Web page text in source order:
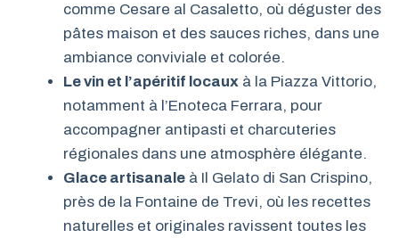
comme Cesare al Casaletto, où déguster des
pâtes maison et des sauces riches, dans une
ambiance conviviale et colorée.
Le vin et l’apéritif locaux à la Piazza Vittorio,
notamment à l’Enoteca Ferrara, pour
accompagner antipasti et charcuteries
régionales dans une atmosphère élégante.
Glace artisanale à Il Gelato di San Crispino,
près de la Fontaine de Trevi, où les recettes
naturelles et originales ravissent toutes les